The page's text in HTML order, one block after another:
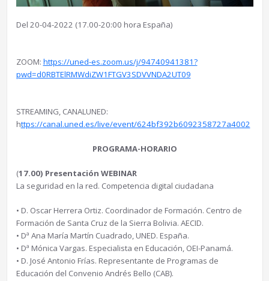
Del 20-04-2022 (17.00-20:00 hora España)
ZOOM: https://uned-es.zoom.us/j/94740941381?
pwd=d0RBTElRMWdiZW1FTGV3SDVVNDA2UT09
STREAMING, CANALUNED:
https://canal.uned.es/live/event/624bf392b6092358727a4002
PROGRAMA-HORARIO
(17.00) Presentación WEBINAR
La seguridad en la red. Competencia digital ciudadana
• D. Oscar Herrera Ortiz. Coordinador de Formación. Centro de
Formación de Santa Cruz de la Sierra Bolivia. AECID.
• Dª Ana María Martín Cuadrado, UNED. España.
• Dª Mónica Vargas. Especialista en Educación, OEI-Panamá.
• D. José Antonio Frías. Representante de Programas de
Educación del Convenio Andrés Bello (CAB).